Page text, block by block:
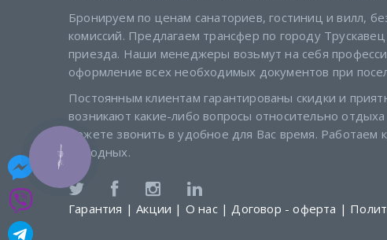
Бронируем по ценам санаториев, гостиниц и вилл,
комиссий. Предлагаем трансфер по городу
приезда. Наши менеджеры возьмут на себя
оформление всех необходимых документов при
Постоянным клиентам гарантированы скидки и
возникают какие-либо вопросы относительно
можете звонить в удобное для Вас время. Работаем
выходных.
Гарантия |Акции | О нас|Договор - оферта |
КНОПКА
ЗВ'ЯЗКУ